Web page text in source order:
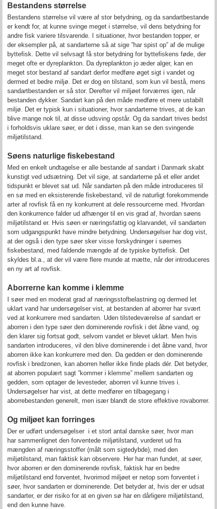
Bestandens størrelse
Bestandens størrelse vil være af stor betydning, og da sandartbestande
er kendt for, at kunne svinge meget i størrelse, vil dens betydning for
andre fisk variere tilsvarende. I situationer, hvor bestanden topper, er
der eksempler på, at sandarterne så at sige ”har spist op” af de mulige
byttefisk. Dette vil selvsagt få stor betydning for byttefiskens føde, der
meget ofte er dyreplankton. Da dyreplankton jo æder alger, kan en
meget stor bestand af sandart derfor medføre øget sigt i vandet og
dermed et bedre miljø. Det er dog en tilstand, som kun vil bestå, mens
sandartbestanden er så stor. Derefter vil miljøet forværres igen, når
bestanden dykker. Sandart kan på den måde medføre et mere ustabilt
miljø. Det er typisk kun i situationer, hvor sandarterne trives, at de kan
blive mange nok til, at disse udsving opstår. Og da sandart trives bedst
i forholdsvis uklare søer, er det i disse, man kan se den svingende
miljøtilstand.
Søens naturlige fiskebestand
Med en enkelt undtagelse er alle bestande af sandart i Danmark skabt
kunstigt ved udsætning. Det vil sige, at sandarterne på et eller andet
tidspunkt er blevet sat ud. Når sandarten på den måde introduceres til
en sø med en eksisterende fiskebestand, vil de naturligt forekommende
arter af rovfisk få en ny konkurrent at dele ressourcerne med. Hvordan
den konkurrence falder ud afhænger til en vis grad af, hvordan søens
miljøtilstand er. Hvis søen er næringsfattig og klarvandet, vil sandarten
som udgangspunkt have mindre betydning. Undersøgelser har dog vist,
at der også i den type søer sker visse forskydninger i søernes
fiskebestand, med faldende mængde af de typiske byttefisk. Det
skyldes bl.a., at der vil være flere munde at mætte, når der introduceres
en ny art af rovfisk.
Aborrerne kan komme i klemme
I søer med en moderat grad af næringsstofbelastning og dermed let
uklart vand har undersøgelser vist, at bestanden af aborrer har svært
ved at konkurrere med sandarten. Uden tilstedeværelse af sandart er
aborren i den type søer den dominerende rovfisk i det åbne vand, og
den klarer sig fortsat godt, selvom vandet er blevet uklart. Men hvis
sandarten introduceres, vil den blive dominerende i det åbne vand, hvor
aborren ikke kan konkurrere med den. Da gedden er den dominerende
rovfisk i bredzonen, kan aborren heller ikke finde plads dér. Det betyder,
at aborren populært sagt ”kommer i klemme” mellem sandarten og
gedden, som optager de levesteder, aborren vil kunne trives i.
Undersøgelser har vist, at dette medfører en tilbagegang i
aborrebestanden generelt, men især blandt de store effektive rovaborrer.
Og miljøet kan forringes
Der er udført undersøgelser i et stort antal danske søer, hvor man
har sammenlignet den forventede miljøtilstand, vurderet ud fra
mængden af næringsstoffer (målt som sigtedybde), med den
miljøtilstand, man faktisk kan observere. Her har man fundet, at søer,
hvor aborren er den dominerende rovfisk, faktisk har en bedre
miljøtilstand end forventet, hvorimod miljøet er netop som forventet i
søer, hvor sandarten er dominerende. Det betyder at, hvis der er udsat
sandarter, er der risiko for at en given sø har en dårligere miljøtilstand,
end den kunne have.